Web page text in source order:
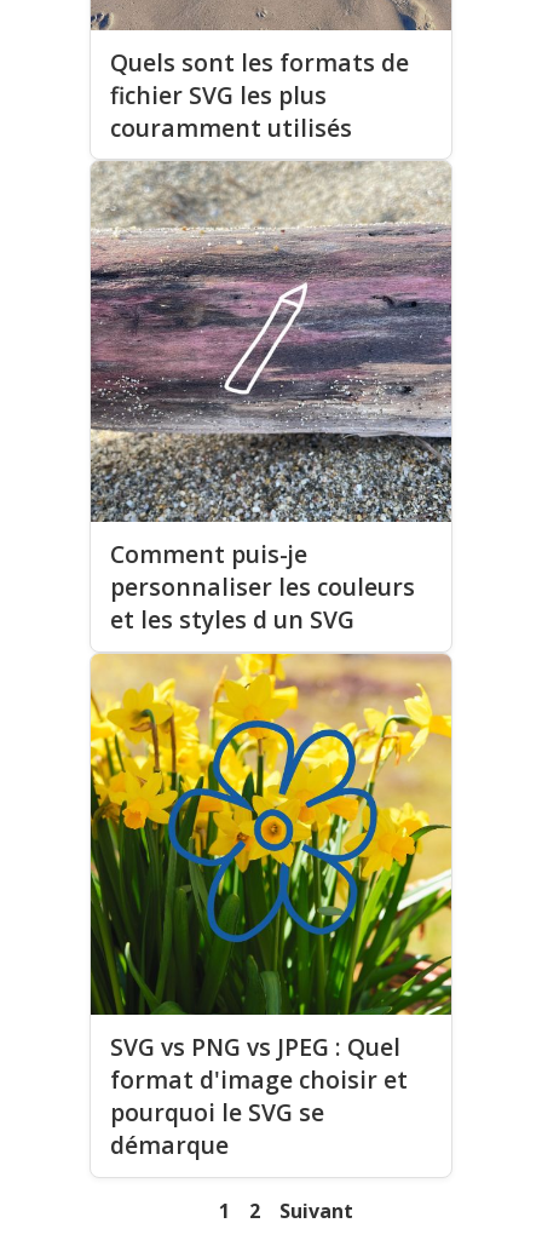
Quels sont les formats de
fichier SVG les plus
couramment utilisés
Comment puis-je
personnaliser les couleurs
et les styles d un SVG
SVG vs PNG vs JPEG : Quel
format d'image choisir et
pourquoi le SVG se
démarque
1 2 Suivant